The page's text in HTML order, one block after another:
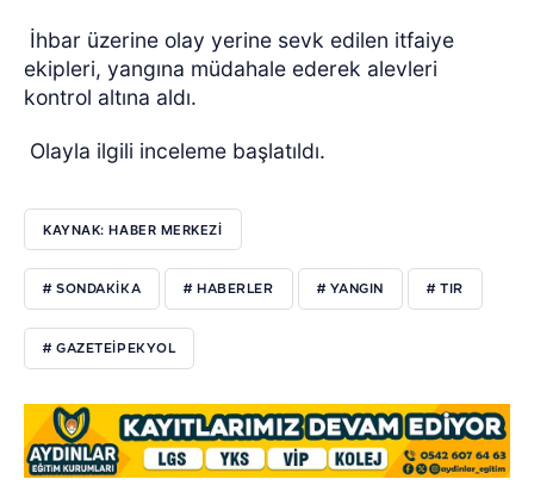
İhbar üzerine olay yerine sevk edilen itfaiye
ekipleri, yangına müdahale ederek alevleri
kontrol altına aldı.
Olayla ilgili inceleme başlatıldı.
KAYNAK: HABER MERKEZI
# SONDAKİKA # HABERLER # YANGIN # TIR
# GAZETEİPEKYOL